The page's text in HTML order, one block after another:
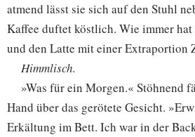
atmend lässt sie sich auf den Stuhl
Kaffee duftet köstlich. Wie immer
und den Latte mit einer Extraportion
Himmlisch.
»Was für ein Morgen.« Stöhnend
Hand über das gerötete Gesicht.
Erkältung im Bett. Ich war in der